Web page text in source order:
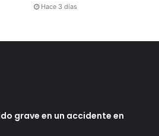
Hace 3 días
grave en un accidente en